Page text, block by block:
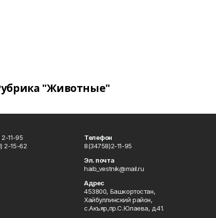
"Животные"
11-95
2-15-62
Телефон
8(34758)2-11-95
Эл. почта
haib_vestnik@mail.ru
Адрес
453800, Башкортостан,
Хайбуллинский район,
с.Акъяр,пр.С.Юлаева, д.41.